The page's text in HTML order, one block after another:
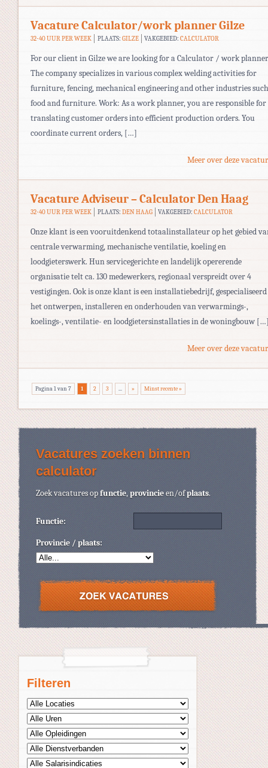
Filteren
Vacature Calculator/work planner Gilze
32-40 UUR PER WEEK PLAATS: GILZE VAKGEBIED:CALCULATOR
For our client in Gilze we are looking for a Calculator / work
The company specializes in various complex welding activities for
furniture, fencing, mechanical engineering and other industries
food and furniture. Work: As a work planner, you are responsible for
translating customer orders into efficient production orders. You
coordinate current orders, […]
Meer over deze
Vacature Adviseur – Calculator Den Haag
32-40 UUR PER WEEK PLAATS: DEN HAAG VAKGEBIED:CALCULATOR
Onze klant is een vooruitdenkend totaalinstallateur op het gebied
centrale verwarming, mechanische ventilatie, koeling en
loodgieterswerk. Hun servicegerichte en landelijk opererende
organisatie telt ca. 130 medewerkers, regionaal verspreidt over 4
vestigingen. Ook is onze klant is een installatiebedrijf,
het ontwerpen, installeren en onderhouden van verwarmings-,
koelings-, ventilatie- en loodgietersinstallaties in de woningbouw
Meer over deze
Pagina 1 van 7 1 2 3 ... » Minst recente »
Vacatures zoeken binnen
calculator
Zoek vacatures opfunctie,provincieen/ofplaats.
Functie:
Provincie / plaats: